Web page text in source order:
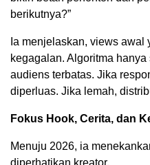
berikutnya?”
Ia menjelaskan, views awal
kegagalan. Algoritma
audiens terbatas. Jika
diperluas. Jika lemah,
Fokus Hook, Cerita, dan
Menuju 2026, ia